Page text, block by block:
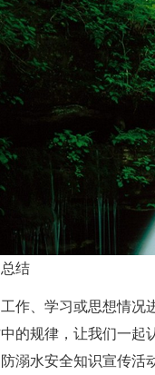
结
作、学习或思想情
的规律，让我们一
溺水安全知识宣传活